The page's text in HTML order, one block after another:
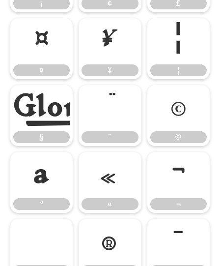
¡ ¢ £
¤
¤
¥
¥
¦
¦
§
§ ¨
©
©
ª
ª
«
«
¬
¬
® ¯